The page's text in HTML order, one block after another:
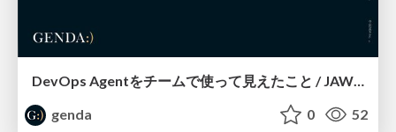
DevOps Agentをチームで使って見えたこと / JAWS-UG千葉支部#43 AWS DevOps Agent 祭り
genda
0 52